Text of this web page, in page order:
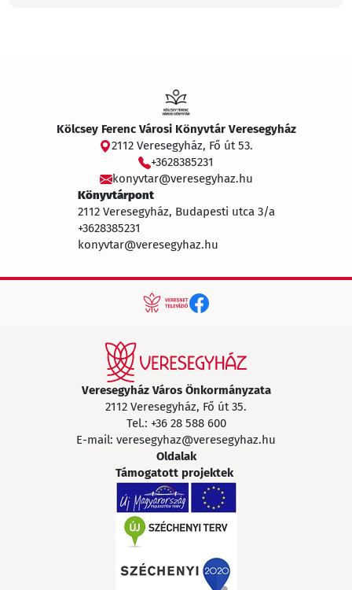
Kölcsey Ferenc Városi Könyvtár Veresegyház
2112 Veresegyház, Fő út 53.
+3628385231
konyvtar@veresegyhaz.hu
Könyvtárpont
2112 Veresegyház, Budapesti utca 3/a
+3628385231
konyvtar@veresegyhaz.hu
Veresegyház Város Önkormányzata
2112 Veresegyház, Fő út 35.
Tel.: +36 28 588 600
E-mail: veresegyhaz@veresegyhaz.hu
Oldalak
Támogatott projektek